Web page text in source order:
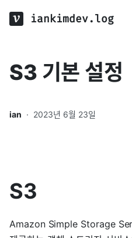
iankimdev.log
S3 기본 설정
ian · 2023년 6월 23일
S3
Amazon Simple Storage